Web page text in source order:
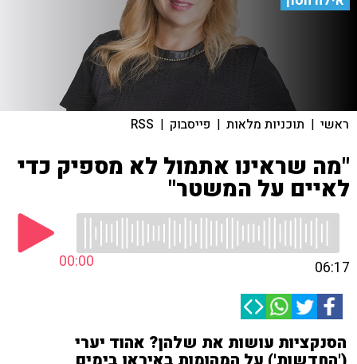
ראשי | תוכניות מלאות | פייסבוק |
RSS
"מה שראינו אתמול לא מספיק כדי
לאיים על המשטר"
00:00 06:17
הסנקציות עושות את שלהן? אהוד יערי